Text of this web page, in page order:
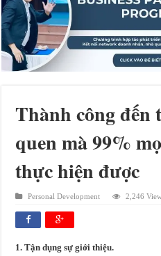
Thành công
quen mà 99%
thực hiện được
Personal Development 2,246
1. Tận dụng sự giới thiệu.